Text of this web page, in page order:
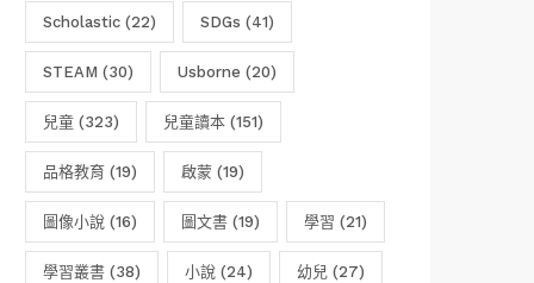
Scholastic (22) SDGs (41)
STEAM (30) Usborne (20)
兒童 (323) 兒童讀本 (151)
品格教育 (19) 啟蒙 (19)
圖像小說 (16) 圖文書 (19) 學習 (21)
學習叢書 (38) 小說 (24) 幼兒 (27)